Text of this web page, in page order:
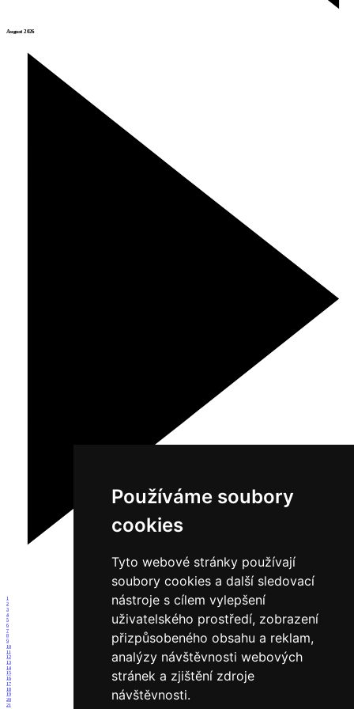
Používáme soubory
cookies
Tyto webové stránky používají
soubory cookies a další sledovací
nástroje s cílem vylepšení
uživatelského prostředí, zobrazení
přizpůsobeného obsahu a reklam,
analýzy návštěvnosti webových
stránek a zjištění zdroje
návštěvnosti.
August 2026
1
2
3
4
5
6
7
8
9
10
11
12
13
14
15
16
17
18
19
20
21